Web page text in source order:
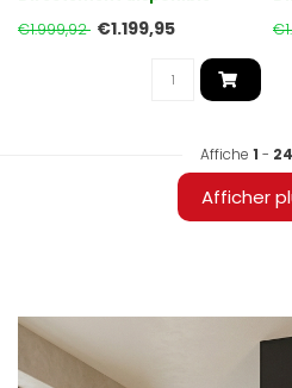
€1.999,92 €1.199,95
Affiche 1 - 24
Afficher